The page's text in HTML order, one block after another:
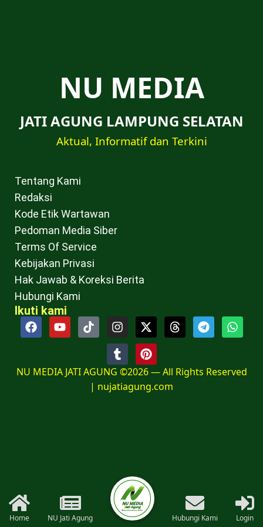
NU MEDIA
JATI AGUNG LAMPUNG SELATAN
Aktual, Informatif dan Terkini
Tentang Kami
Redaksi
Kode Etik Wartawan
Pedoman Media Siber
Terms Of Service
Kebijakan Privasi
Hak Jawab & Koreksi Berita
Hubungi Kami
Ikuti kami
NU MEDIA JATI AGUNG ©2026 — All Rights Reserved
| nujatiagung.com
Home NU Jati Agung Hubungi Kami Login